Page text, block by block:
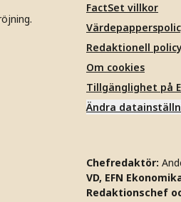
FactSet villkor
Redaktionell
Om cookies
Tillgänglighet på
Ändra
Chefredaktör:
VD, EFN
Redaktionschef